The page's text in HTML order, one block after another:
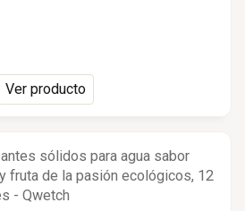
Ver producto
sólidos para agua sabor
fruta de la pasión ecológicos, 12
- Qwetch